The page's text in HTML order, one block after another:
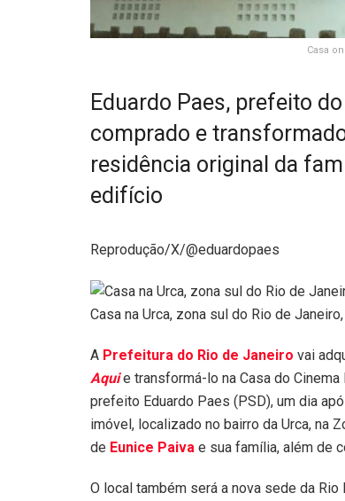
Casa
Eduardo Paes, prefeito
comprado e
residência original da
edifício
Reprodução/X/@eduardopaes
Casa na Urca, zona sul do Rio de
A Prefeitura do Rio de Janeiro vai
Aquie transformá-lo na Casa do
prefeito Eduardo Paes (PSD), um dia
imóvel, localizado no bairro da Urca, na
de Eunice Paiva e sua família, além de
O local também será a nova sede da